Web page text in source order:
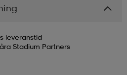
leveranstid
Stadium Partners